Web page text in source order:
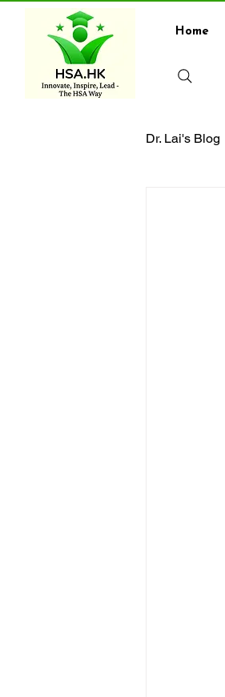
Home
Dr. Lai's Blog